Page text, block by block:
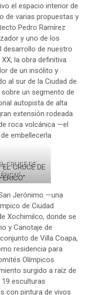
el espacio interior de
de varias propuestas y
Pedro Ramírez
y uno de los
desarrollo de nuestro
la obra definitiva
de un insólito y
al sur de la Ciudad de
un segmento de
autopista de alta
extensión rodeada
roca volcánica —el
embellecerla
CRUCE DE
Jerónimo —una
de Ciudad
Xochimilco, donde se
y Canotaje de
de Villa Coapa,
residencia para
Olímpicos
surgido a raíz de
esculturas
con pintura de vivos